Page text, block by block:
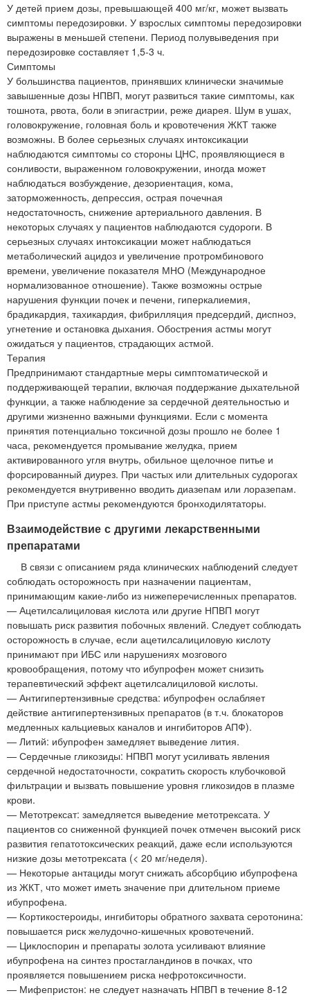
У детей прием дозы, превышающей 400 мг/кг, может вызвать
симптомы передозировки. У взрослых симптомы передозировки
выражены в меньшей степени. Период полувыведения при
передозировке составляет 1,5-3 ч.
Симптомы
У большинства пациентов, принявших клинически значимые
завышенные дозы НПВП, могут развиться такие симптомы, как
тошнота, рвота, боли в эпигастрии, реже диарея. Шум в ушах,
головокружение, головная боль и кровотечения ЖКТ также
возможны. В более серьезных случаях интоксикации
наблюдаются симптомы со стороны ЦНС, проявляющиеся в
сонливости, выраженном головокружении, иногда может
наблюдаться возбуждение, дезориентация, кома,
заторможенность, депрессия, острая почечная
недостаточность, снижение артериального давления. В
некоторых случаях у пациентов наблюдаются судороги. В
серьезных случаях интоксикации может наблюдаться
метаболический ацидоз и увеличение протромбинового
времени, увеличение показателя МНО (Международное
нормализованное отношение). Также возможны острые
нарушения функции почек и печени, гиперкалиемия,
брадикардия, тахикардия, фибрилляция предсердий, диспноэ,
угнетение и остановка дыхания. Обострения астмы могут
ожидаться у пациентов, страдающих астмой.
Терапия
Предпринимают стандартные меры симптоматической и
поддерживающей терапии, включая поддержание дыхательной
функции, а также наблюдение за сердечной деятельностью и
другими жизненно важными функциями. Если с момента
принятия потенциально токсичной дозы прошло не более 1
часа, рекомендуется промывание желудка, прием
активированного угля внутрь, обильное щелочное питье и
форсированный диурез. При частых или длительных судорогах
рекомендуется внутривенно вводить диазепам или лоразепам.
При приступе астмы рекомендуются бронходилятаторы.
Взаимодействие с другими лекарственными
препаратами
В связи с описанием ряда клинических наблюдений следует
соблюдать осторожность при назначении пациентам,
принимающим какие-либо из нижеперечисленных препаратов.
— Ацетилсалициловая кислота или другие НПВП могут
повышать риск развития побочных явлений. Следует соблюдать
осторожность в случае, если ацетилсалициловую кислоту
принимают при ИБС или нарушениях мозгового
кровообращения, потому что ибупрофен может снизить
терапевтический эффект ацетилсалициловой кислоты.
— Антигипертензивные средства: ибупрофен ослабляет
действие антигипертензивных препаратов (в т.ч. блокаторов
медленных кальциевых каналов и ингибиторов АПФ).
— Литий: ибупрофен замедляет выведение лития.
— Сердечные гликозиды: НПВП могут усиливать явления
сердечной недостаточности, сократить скорость клубочковой
фильтрации и вызвать повышение уровня гликозидов в плазме
крови.
— Метотрексат: замедляется выведение метотрексата. У
пациентов со сниженной функцией почек отмечен высокий риск
развития гепатотоксических реакций, даже если используются
низкие дозы метотрексата (< 20 мг/неделя).
— Некоторые антациды могут снижать абсорбцию ибупрофена
из ЖКТ, что может иметь значение при длительном приеме
ибупрофена.
— Кортикостероиды, ингибиторы обратного захвата серотонина:
повышается риск желудочно-кишечных кровотечений.
— Циклоспорин и препараты золота усиливают влияние
ибупрофена на синтез простагландинов в почках, что
проявляется повышением риска нефротоксичности.
— Мифепристон: не следует назначать НПВП в течение 8-12